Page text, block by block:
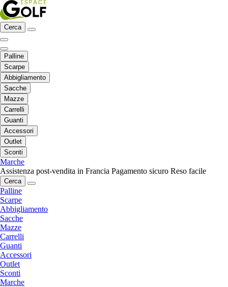
Cerca
Palline
Scarpe
Abbigliamento
Sacche
Mazze
Carrelli
Guanti
Accessori
Outlet
Sconti
Marche
Assistenza post-vendita in Francia Pagamento sicuro Reso facile
Cerca
Palline
Scarpe
Abbigliamento
Sacche
Mazze
Carrelli
Guanti
Accessori
Outlet
Sconti
Marche